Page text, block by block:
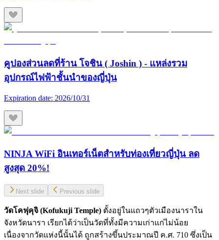
คูปองส่วนลดที่ร้าน โจชิน ( Joshin ) - แหล่งรวม
อุปกรณ์ไฟฟ้าชั้นนำของญี่ปุ่น
Expiration date: 2026/10/31
NINJA WiFi อินเทอร์เน็ตสำหรับท่องเที่ยวญี่ปุ่น ลด
สูงสุด 20%!
Next slide Previous slide
วัดโคฟุคุจิ (Kofukuji Temple) ตั้งอยู่ในแถวๆตัวเมืองนาราใน
จังหวัดนารา เรียกได้ว่าเป็นวัดที่ทั้งมีความเก่าแก่ไม่น้อย
เนื่องจากวัดแห่งนี้นั้นได้ ถูกสร้างขึ้นประมาณปี ค.ศ. 710 ซึ่งเป็น